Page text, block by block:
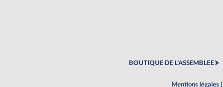
BOUTIQUE DE L'ASSEMBLEE
Mentions légales